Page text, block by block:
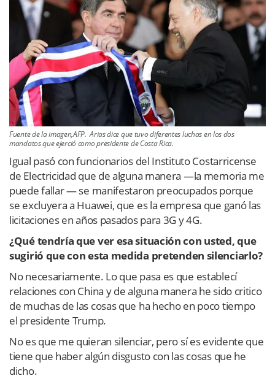
Fuente de la imagen,AFP. Arias dice que tuvo diferentes luchas en los dos
mandatos que ejerció como presidente de Costa Rica.
Igual pasó con funcionarios del Instituto Costarricense
de Electricidad que de alguna manera —la memoria me
puede fallar — se manifestaron preocupados porque
se excluyera a Huawei, que es la empresa que ganó las
licitaciones en años pasados para 3G y 4G.
¿Qué tendría que ver esa situación con usted, que
sugirió que con esta medida pretenden silenciarlo?
No necesariamente. Lo que pasa es que establecí
relaciones con China y de alguna manera he sido critico
de muchas de las cosas que ha hecho en poco tiempo
el presidente Trump.
No es que me quieran silenciar, pero sí es evidente que
tiene que haber algún disgusto con las cosas que he
dicho.